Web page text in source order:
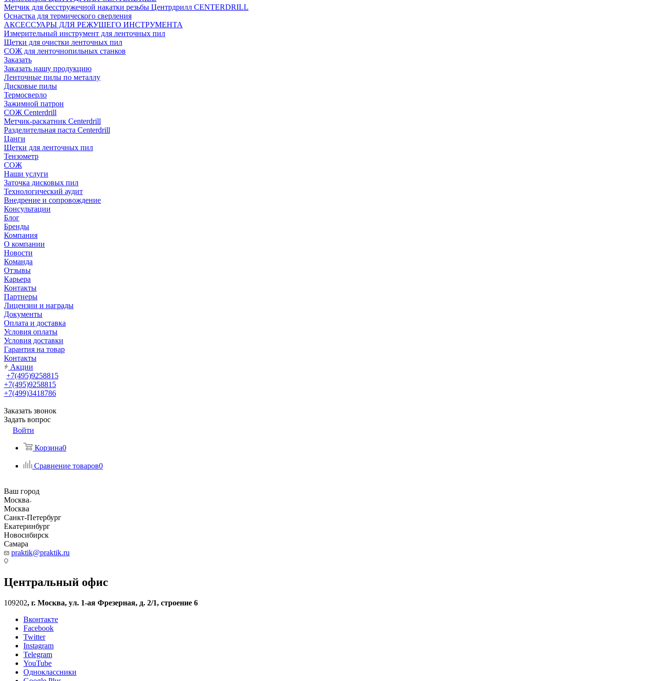
Метчик для бесстружечной накатки резьбы Центрдрилл CENTERDRILL
Оснастка для термического сверления
АКСЕССУАРЫ ДЛЯ РЕЖУЩЕГО ИНСТРУМЕНТА
Измерительный инструмент для ленточных пил
Щетки для очистки ленточных пил
СОЖ для ленточнопильных станков
Заказать
Заказать нашу продукцию
Ленточные пилы по металлу
Дисковые пилы
Термосверло
Зажимной патрон
СОЖ Centerdrill
Метчик-раскатник Centerdrill
Разделительная паста Centerdrill
Цанги
Щетки для ленточных пил
Тензометр
СОЖ
Наши услуги
Заточка дисковых пил
Технологический аудит
Внедрение и сопровождение
Консультации
Блог
Бренды
Компания
О компании
Новости
Команда
Отзывы
Карьера
Контакты
Партнеры
Лицензии и награды
Документы
Оплата и доставка
Условия оплаты
Условия доставки
Гарантия на товар
Контакты
Акции
+7(495)9258815
+7(495)9258815
+7(499)3418786
Заказать звонок
Задать вопрос
Войти
Корзина0
Сравнение товаров0
Ваш город
Москва
Москва
Санкт-Петербург
Екатеринбург
Новосибирск
Самара
praktik@praktik.ru
Центральный офис
109202, г. Москва, ул. 1-ая Фрезерная, д. 2/1, строение 6
Вконтакте
Facebook
Twitter
Instagram
Telegram
YouTube
Одноклассники